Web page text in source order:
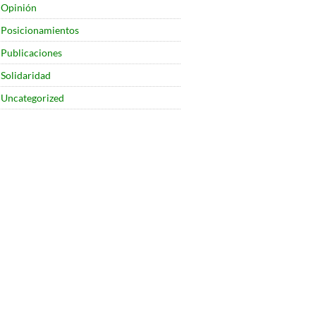
Opinión
Posicionamientos
Publicaciones
Solidaridad
Uncategorized